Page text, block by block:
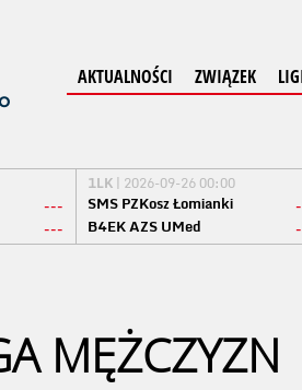
AKTUALNOŚCI ZWIĄZEK
---
---
1LK | 2026-09-26 00:00
SMS PZKosz Łomianki
B4EK AZS UMed
MĘŻCZYZN